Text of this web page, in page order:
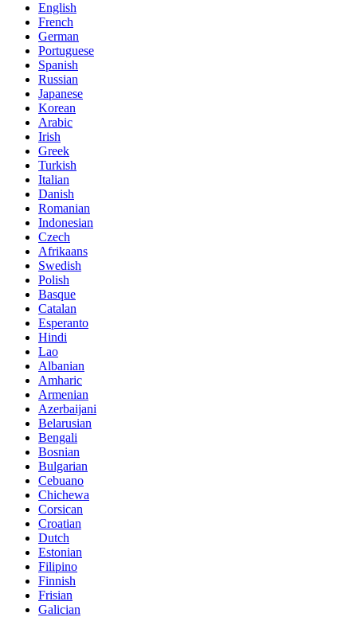
English
French
German
Portuguese
Spanish
Russian
Japanese
Korean
Arabic
Irish
Greek
Turkish
Italian
Danish
Romanian
Indonesian
Czech
Afrikaans
Swedish
Polish
Basque
Catalan
Esperanto
Hindi
Lao
Albanian
Amharic
Armenian
Azerbaijani
Belarusian
Bengali
Bosnian
Bulgarian
Cebuano
Chichewa
Corsican
Croatian
Dutch
Estonian
Filipino
Finnish
Frisian
Galician